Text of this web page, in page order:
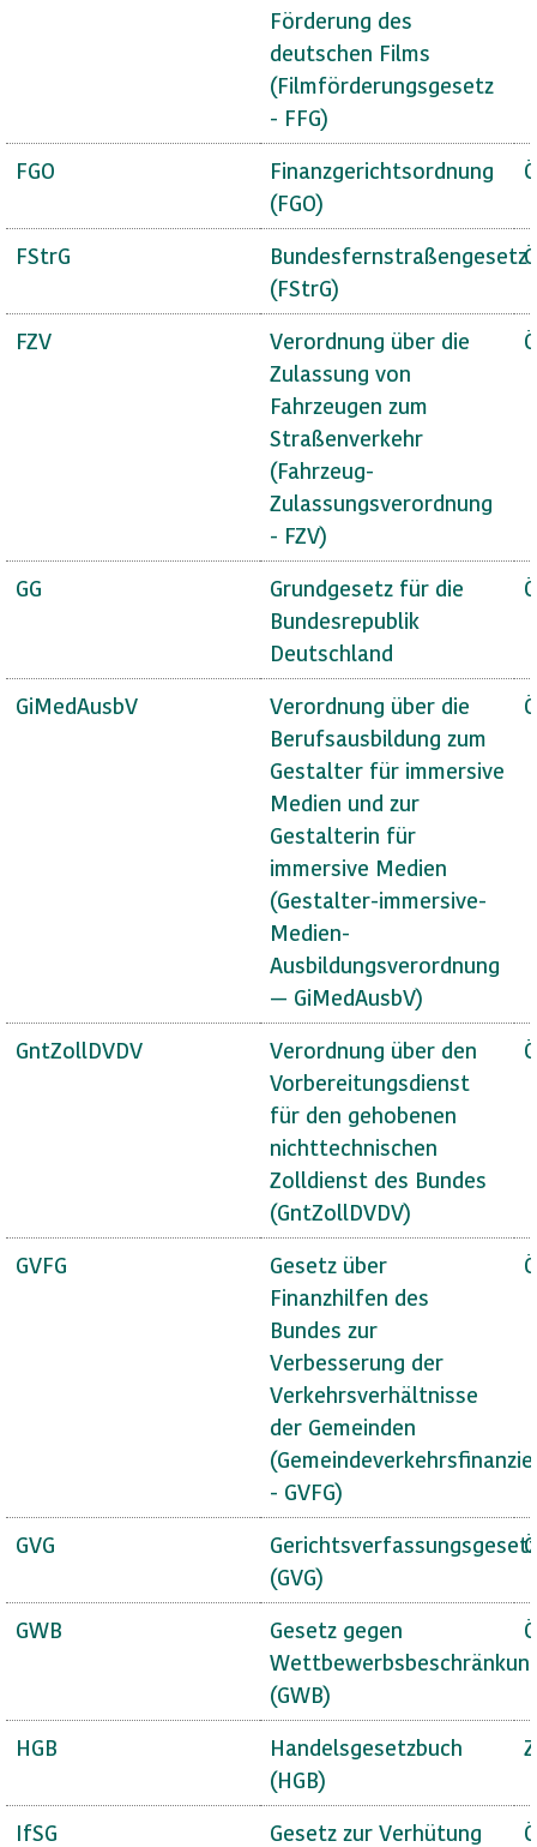
Förderung des
deutschen Films
(Filmförderungsgesetz
- FFG)
FGO
Finanzgerichtsordnung
(FGO)
FStrG
Bundesfernstraßengesetz
(FStrG)
FZV
Verordnung über die
Zulassung von
Fahrzeugen zum
Straßenverkehr
(Fahrzeug-
Zulassungsverordnung
- FZV)
GG
Grundgesetz für die
Bundesrepublik
Deutschland
GiMedAusbV
Verordnung über die
Berufsausbildung zum
Gestalter für immersive
Medien und zur
Gestalterin für
immersive Medien
(Gestalter-immersive-
Medien-
Ausbildungsverordnung
— GiMedAusbV)
GntZollDVDV
Verordnung über den
Vorbereitungsdienst
für den gehobenen
nichttechnischen
Zolldienst des Bundes
(GntZollDVDV)
GVFG
Gesetz über
Finanzhilfen des
Bundes zur
Verbesserung der
Verkehrsverhältnisse
der Gemeinden
- GVFG)
GVG
Gerichtsverfassungsgesetz
(GVG)
GWB
Gesetz gegen
(GWB)
HGB
Handelsgesetzbuch
(HGB)
IfSG
Gesetz zur Verhütung